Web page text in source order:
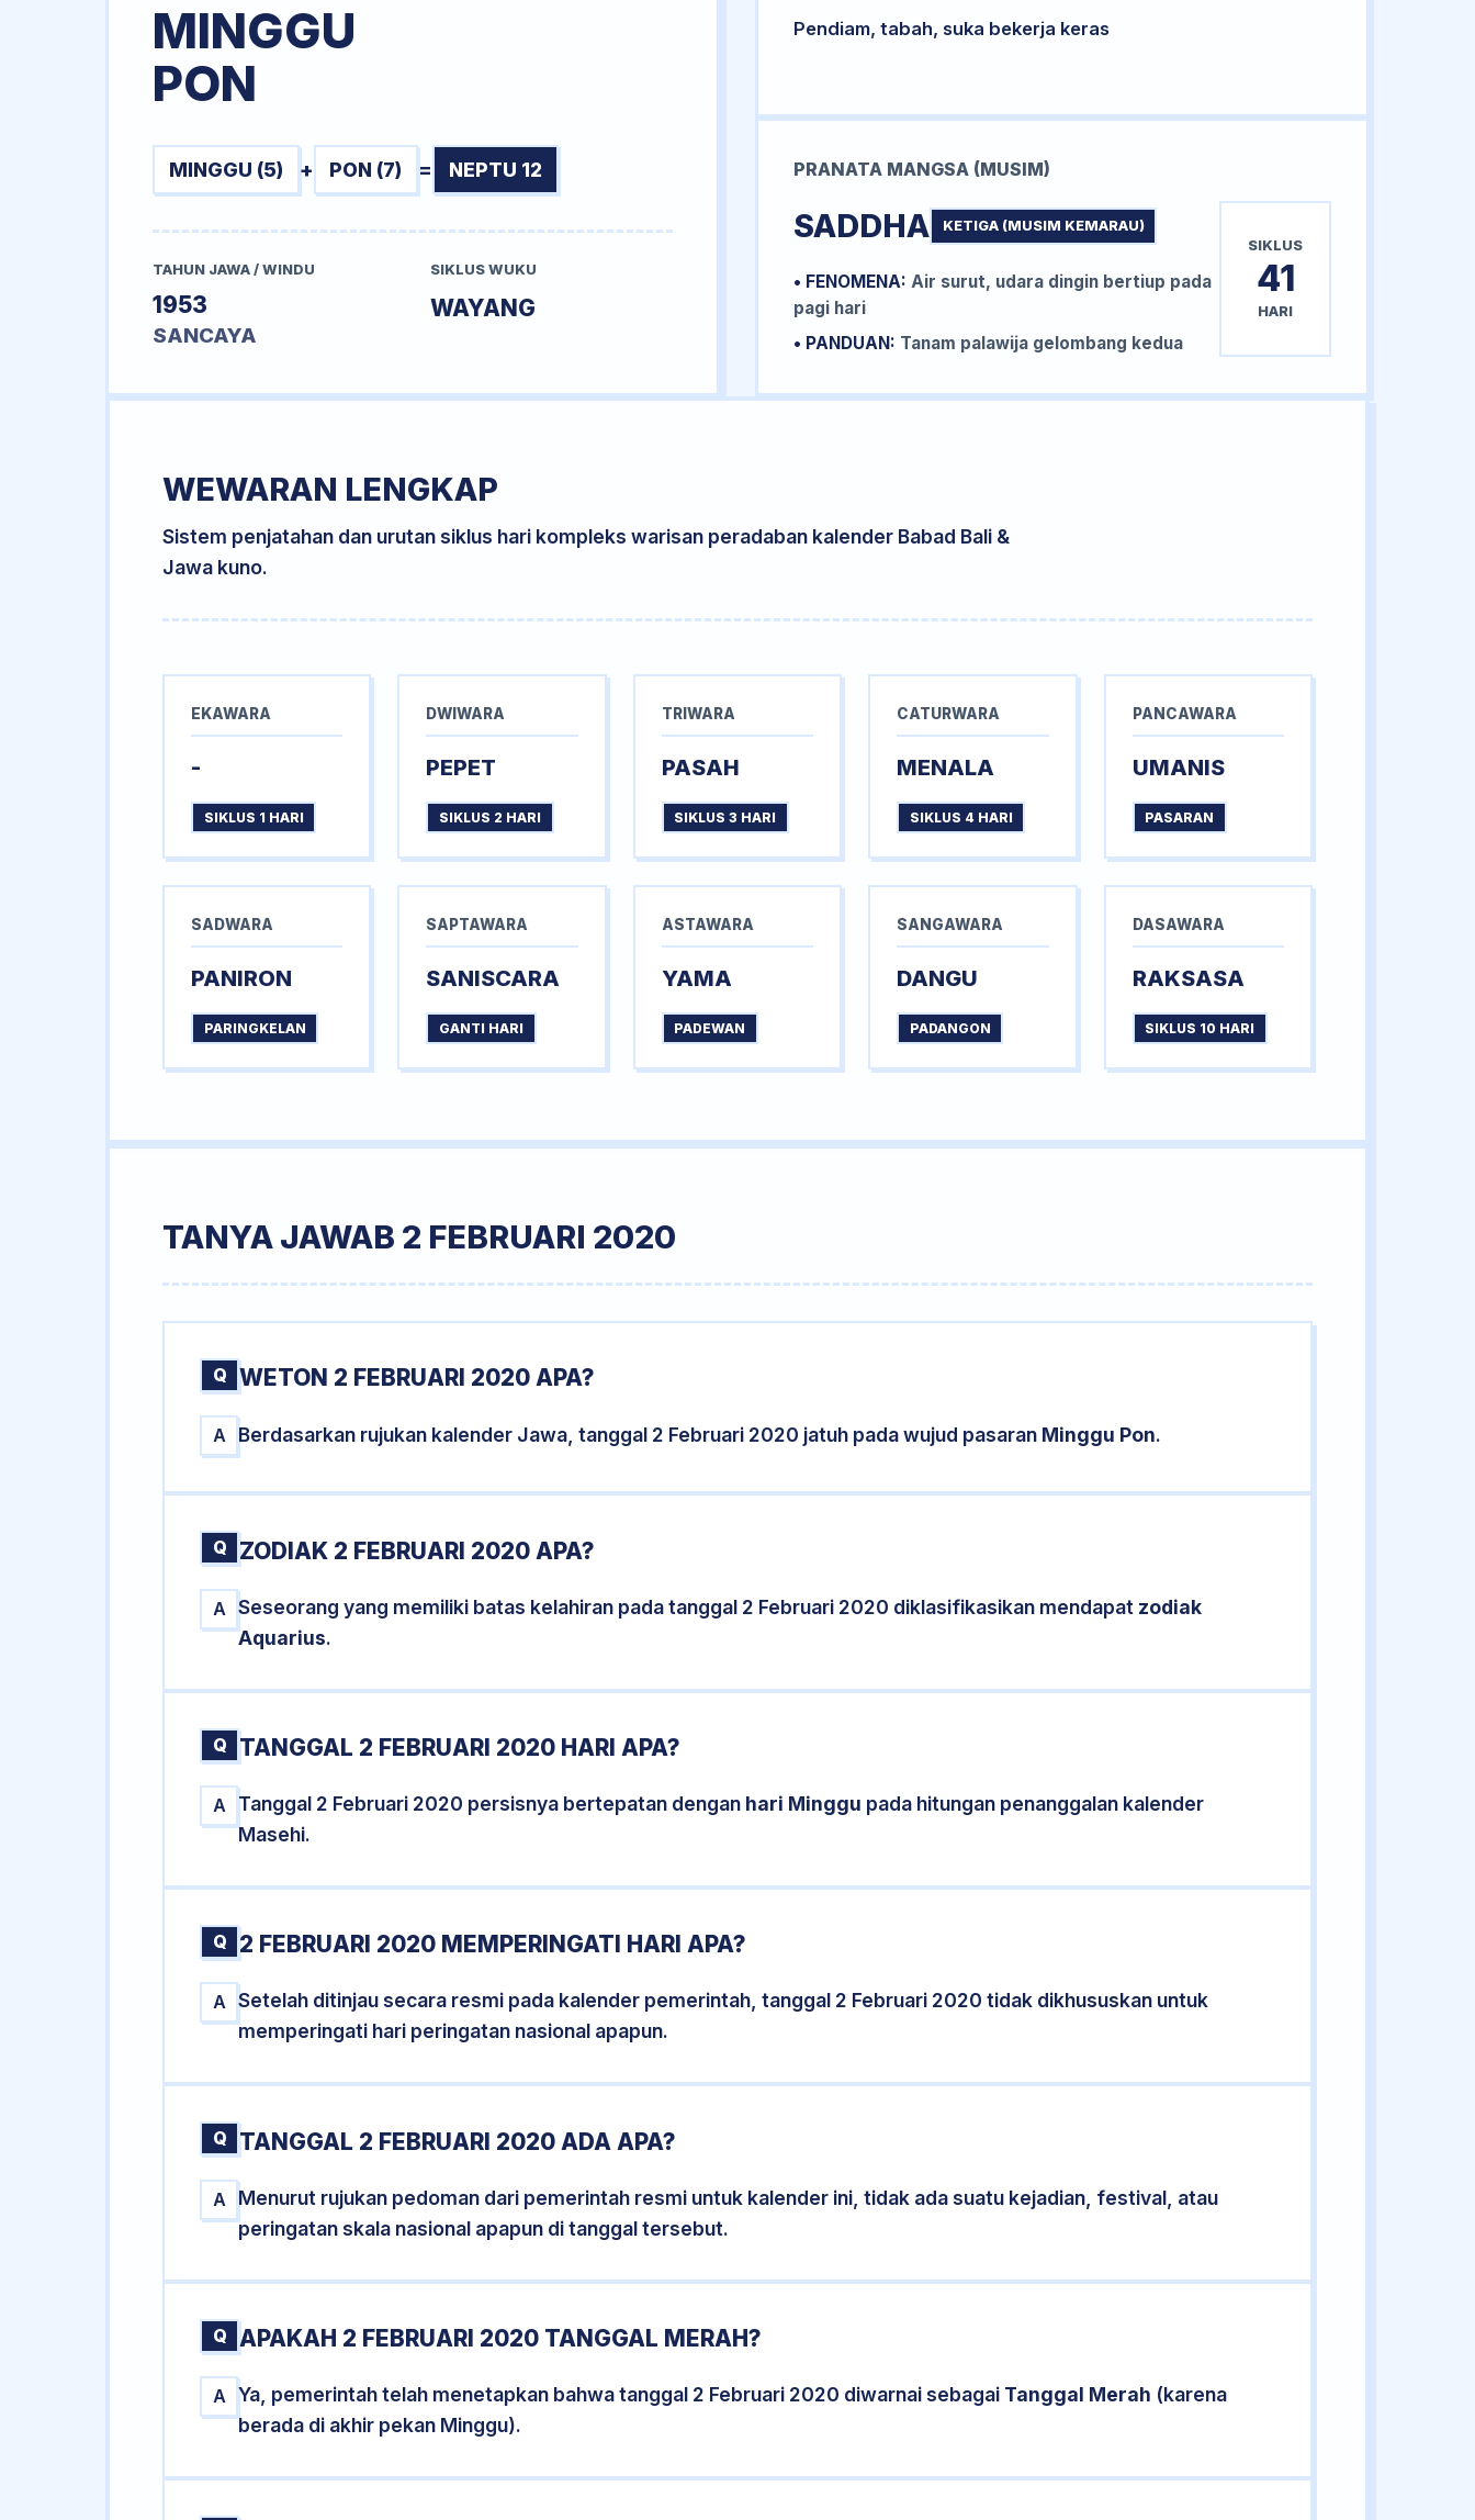
MINGGU
PON
MINGGU (5) + PON (7) = NEPTU 12
TAHUN JAWA / WINDU
1953
SANCAYA
SIKLUS WUKU
WAYANG
Pendiam, tabah, suka bekerja keras
PRANATA MANGSA (MUSIM)
SADDHA KETIGA (MUSIM KEMARAU)
• FENOMENA: Air surut, udara dingin bertiup pada
pagi hari
• PANDUAN: Tanam palawija gelombang kedua
SIKLUS
41
HARI
WEWARAN LENGKAP
Sistem penjatahan dan urutan siklus hari kompleks warisan peradaban kalender Babad Bali &
Jawa kuno.
EKAWARA
-
SIKLUS 1 HARI
DWIWARA
PEPET
SIKLUS 2 HARI
TRIWARA
PASAH
SIKLUS 3 HARI
CATURWARA
MENALA
SIKLUS 4 HARI
PANCAWARA
UMANIS
PASARAN
SADWARA
PANIRON
PARINGKELAN
SAPTAWARA
SANISCARA
GANTI HARI
ASTAWARA
YAMA
PADEWAN
SANGAWARA
DANGU
PADANGON
DASAWARA
RAKSASA
SIKLUS 10 HARI
TANYA JAWAB 2 FEBRUARI 2020
Q WETON 2 FEBRUARI 2020 APA?
A Berdasarkan rujukan kalender Jawa, tanggal 2 Februari 2020 jatuh pada wujud pasaran Minggu Pon.
Q ZODIAK 2 FEBRUARI 2020 APA?
A Seseorang yang memiliki batas kelahiran pada tanggal 2 Februari 2020 diklasifikasikan mendapat zodiak
Aquarius.
Q TANGGAL 2 FEBRUARI 2020 HARI APA?
A Tanggal 2 Februari 2020 persisnya bertepatan dengan hari Minggu pada hitungan penanggalan kalender
Masehi.
Q 2 FEBRUARI 2020 MEMPERINGATI HARI APA?
A Setelah ditinjau secara resmi pada kalender pemerintah, tanggal 2 Februari 2020 tidak dikhususkan untuk
memperingati hari peringatan nasional apapun.
Q TANGGAL 2 FEBRUARI 2020 ADA APA?
A
Menurut rujukan pedoman dari pemerintah resmi untuk kalender ini, tidak ada suatu kejadian, festival, atau
peringatan skala nasional apapun di tanggal tersebut.
Q APAKAH 2 FEBRUARI 2020 TANGGAL MERAH?
A Ya, pemerintah telah menetapkan bahwa tanggal 2 Februari 2020 diwarnai sebagai Tanggal Merah (karena
berada di akhir pekan Minggu).